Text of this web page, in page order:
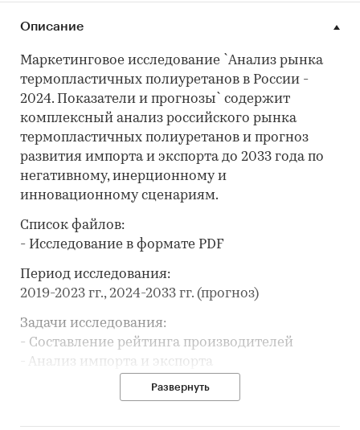
Описание
Маркетинговое исследование `Анализ рынка
термопластичных полиуретанов в России -
2024. Показатели и прогнозы` содержит
комплексный анализ российского рынка
термопластичных полиуретанов и прогноз
развития импорта и экспорта до 2033 года по
негативному, инерционному и
инновационному сценариям.
Список файлов:
- Исследование в формате PDF
Период исследования:
2019-2023 гг., 2024-2033 гг. (прогноз)
Задачи исследования:
- Составление рейтинга производителей
- Анализ импорта и экспорта
В разделе `Ведущие производители`
Развернуть